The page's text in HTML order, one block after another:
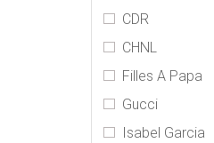
CDR
CHNL
Filles A Papa
Gucci
Isabel Garcia